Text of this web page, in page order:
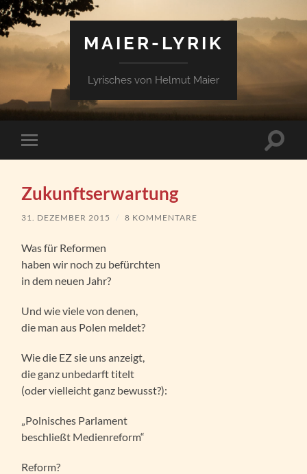
MAIER-LYRIK
Lyrisches von Helmut Maier
Mobile-
Menü
Zukunftserwartung
31. DEZEMBER 2015 / 8 KOMMENTARE
Was für Reformen
haben wir noch zu befürchten
in dem neuen Jahr?
Und wie viele von denen,
die man aus Polen meldet?
Wie die EZ sie uns anzeigt,
die ganz unbedarft titelt
(oder vielleicht ganz bewusst?):
„Polnisches Parlament
beschließt Medienreform“
Reform?